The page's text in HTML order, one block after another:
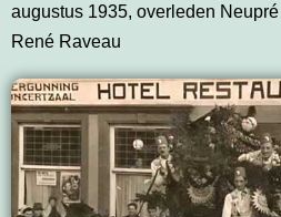
augustus 1935, overleden
René Raveau